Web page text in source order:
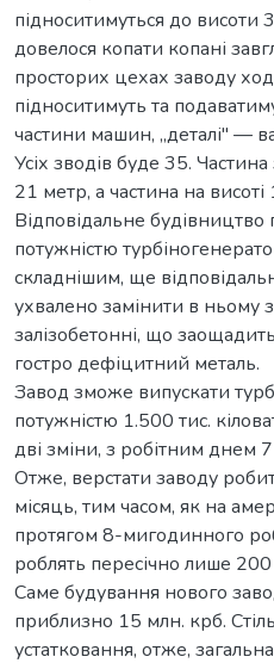
підноситимуться до
довелося копати копані
просторих цехах заводу
підноситимуть та
частини машин, „деталі" —
Усіх зводів буде 35.
21 метр, а частина на висоті
Відповідальне
потужністю
складнішим, ще
ухвалено замінити в ньому
залізобетонні, що
гостро дефіцитний металь.
Завод зможе випускати
потужністю 1.500 тис.
дві зміни, з робітним днем
Отже, верстати заводу
місяць, тим часом, як на
протягом 8-мигодинного
роблять пересічно лише
Саме будування нового
приблизно 15 млн. крб.
устатковання, отже,